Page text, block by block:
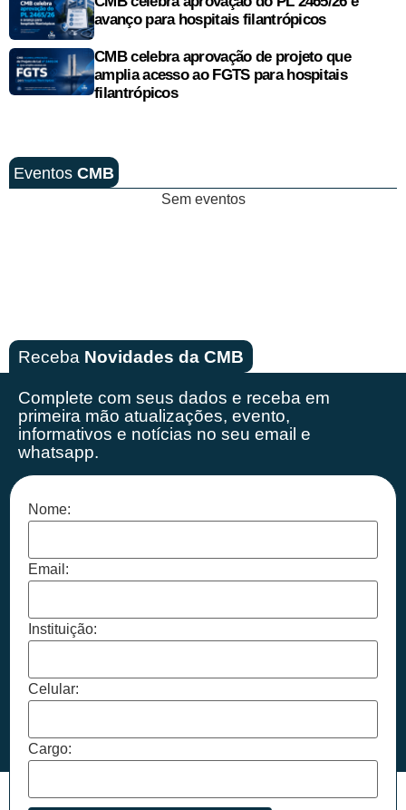
avanço para hospitais filantrópicos
CMB celebra aprovação de projeto que
amplia acesso ao FGTS para hospitais
filantrópicos
Eventos CMB
Sem eventos
Receba Novidades da CMB
Complete com seus dados e receba em
primeira mão atualizações, evento,
informativos e notícias no seu email e
whatsapp.
Nome:
Email:
Instituição:
Celular:
Cargo: